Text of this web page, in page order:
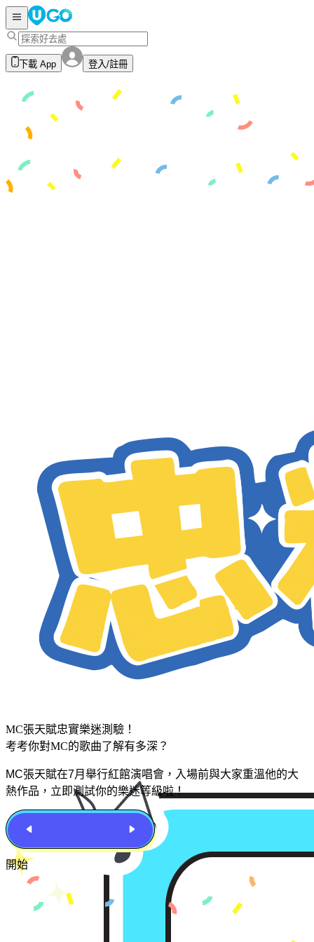
下載 App 登入/註冊
MC張天賦忠實樂迷測驗！
考考你對MC的歌曲了解有多深？
MC張天賦在7月舉行紅館演唱會，入場前與大家重溫他的大
熱作品，立即測試你的樂迷等級啦！
開始